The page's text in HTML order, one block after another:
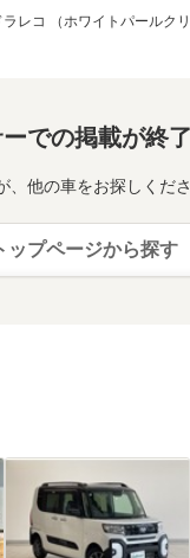
レコ （ホワイトパールクリ
での掲載が終
、他の車をお探しくだ
ップページから探す